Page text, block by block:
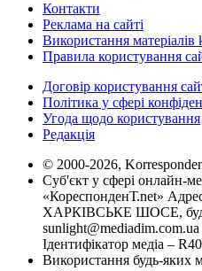
Контакти
Реклама на сайті
Використання матеріалів
Правила користування
Договір користування
Політика у сфері
Угода щодо користування
Редакція
© 2000-2026,
Суб'єкт у сфері онлайн-
«КореспонденТ.net»
ХАРКІВСЬКЕ ШОСЕ,
sunlight@mediadim.com.ua
Ідентифікатор медіа –
Використання будь-яких